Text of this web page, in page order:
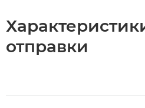
отправки